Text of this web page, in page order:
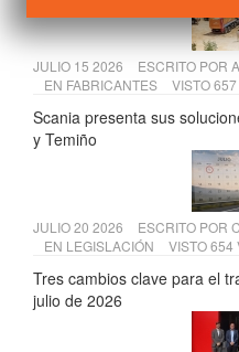
JULIO 15 2026 ESCRITO POR
EN FABRICANTES VISTO
Scania presenta sus
y Temiño
JULIO 20 2026 ESCRITO POR
EN LEGISLACIÓN VISTO 654
Tres cambios clave para el
julio de 2026